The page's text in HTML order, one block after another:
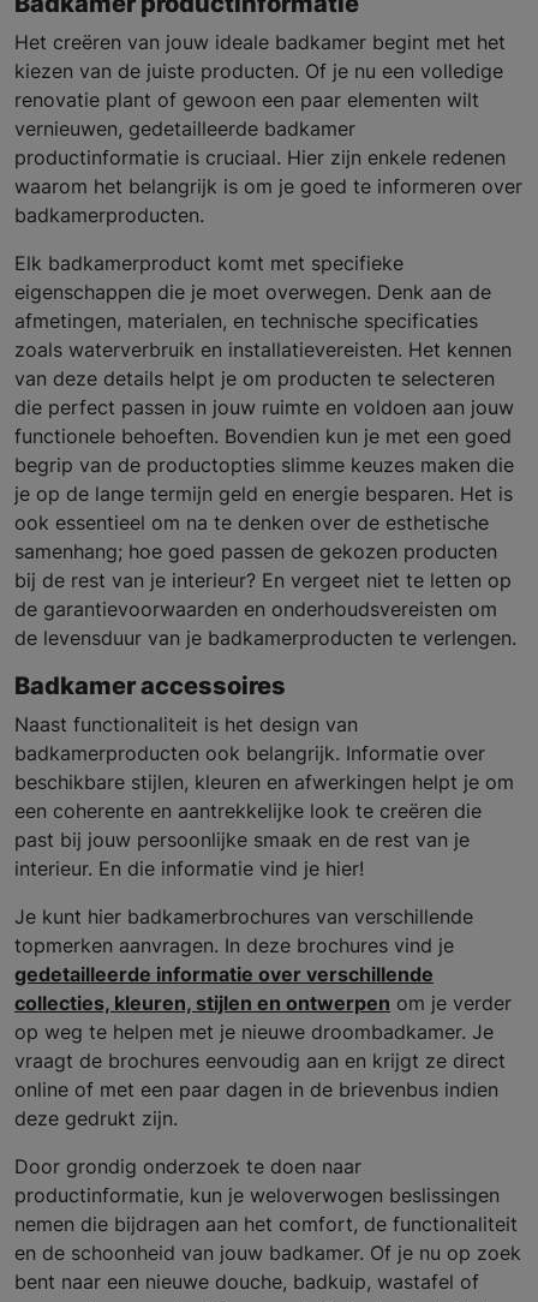
Het creëren van jouw ideale badkamer begint met het
kiezen van de juiste producten. Of je nu een volledige
renovatie plant of gewoon een paar elementen wilt
vernieuwen, gedetailleerde badkamer
productinformatie is cruciaal. Hier zijn enkele redenen
waarom het belangrijk is om je goed te informeren over
badkamerproducten.
Elk badkamerproduct komt met specifieke
eigenschappen die je moet overwegen. Denk aan de
afmetingen, materialen, en technische specificaties
zoals waterverbruik en installatievereisten. Het kennen
van deze details helpt je om producten te selecteren
die perfect passen in jouw ruimte en voldoen aan jouw
functionele behoeften. Bovendien kun je met een goed
begrip van de productopties slimme keuzes maken die
je op de lange termijn geld en energie besparen. Het is
ook essentieel om na te denken over de esthetische
samenhang; hoe goed passen de gekozen producten
bij de rest van je interieur? En vergeet niet te letten op
de garantievoorwaarden en onderhoudsvereisten om
de levensduur van je badkamerproducten te verlengen.
Badkamer accessoires
Naast functionaliteit is het design van
badkamerproducten ook belangrijk. Informatie over
beschikbare stijlen, kleuren en afwerkingen helpt je om
een coherente en aantrekkelijke look te creëren die
past bij jouw persoonlijke smaak en de rest van je
interieur. En die informatie vind je hier!
Je kunt hier badkamerbrochures van verschillende
topmerken aanvragen. In deze brochures vind je
gedetailleerde informatie over verschillende
collecties, kleuren, stijlen en ontwerpen om je verder
op weg te helpen met je nieuwe droombadkamer. Je
vraagt de brochures eenvoudig aan en krijgt ze direct
online of met een paar dagen in de brievenbus indien
deze gedrukt zijn.
Door grondig onderzoek te doen naar
productinformatie, kun je weloverwogen beslissingen
nemen die bijdragen aan het comfort, de functionaliteit
en de schoonheid van jouw badkamer. Of je nu op zoek
bent naar een nieuwe douche, badkuip, wastafel of